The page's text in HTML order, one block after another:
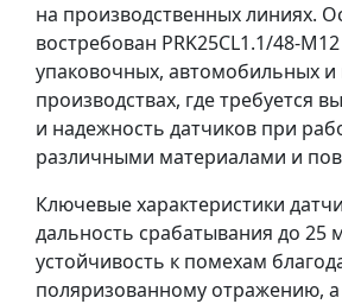
на производственных линиях.
востребован PRK25CL1.1/48-
упаковочных, автомобильных
производствах, где требуется
и надежность датчиков при
различными материалами и
Ключевые характеристики
дальность срабатывания до 25
устойчивость к помехам
поляризованному отражению,